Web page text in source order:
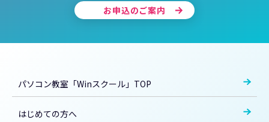
お申込のご案内
パソコン教室「Winスクール」TOP
はじめての方へ